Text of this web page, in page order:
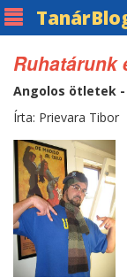
Tanár
Ruhatárunk
Angolos ötletek -
Írta: Prievara Tibor